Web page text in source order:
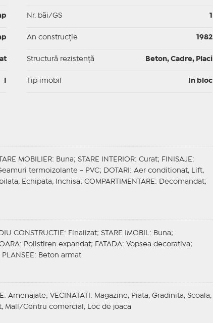
Nr. băi/GS
An construcție 1982
Structură rezistență Beton, Cadre, Placi
Tip imobil In bloc
MOBILIER: Buna; STARE INTERIOR: Curat; FINISAJE :
termoizolante - PVC;
DOTARI : Aer conditionat, Lift,
Echipata, Inchisa; COMPARTIMENTARE : Decomandat;
CONSTRUCTIE : Finalizat; STARE IMOBIL
: Buna;
: Polistiren expandat; FATADA: Vopsea decorativa;
PLANSEE : Beton armat
: Amenajate; VECINATATI
: Magazine, Piata, Gradinita, Scoala,
Mall/Centru comercial, Loc de joaca